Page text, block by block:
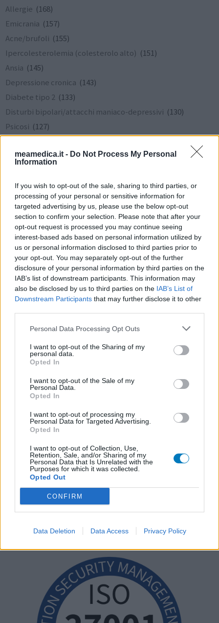
meamedica.it - Do Not Process My Personal
Information
If you wish to opt-out of the sale, sharing to third parties, or
processing of your personal or sensitive information for
targeted advertising by us, please use the below opt-out
section to confirm your selection. Please note that after your
opt-out request is processed you may continue seeing
interest-based ads based on personal information utilized by
us or personal information disclosed to third parties prior to
your opt-out. You may separately opt-out of the further
disclosure of your personal information by third parties on the
IAB’s list of downstream participants. This information may
also be disclosed by us to third parties on the IAB’s List of
Downstream Participants that may further disclose it to other
Personal Data Processing Opt Outs
I want to opt-out of the Sharing of my
personal data.
Opted In
I want to opt-out of the Sale of my
Personal Data.
Opted In
I want to opt-out of processing my
Personal Data for Targeted Advertising.
Opted In
I want to opt-out of Collection, Use,
Retention, Sale, and/or Sharing of my
Personal Data that Is Unrelated with the
Purposes for which it was collected.
Opted Out
CONFIRM
Data Deletion Data Access Privacy Policy
Allergie (168)
Emicrania (157)
Acne/brufoli (155)
Ipercolesterolemia (colesterolo alto) (151)
Ansia (145)
Depressione cronica (143)
Diabete tipo 2 (133)
Disturbi bipolari/attacchi maniaco-depressivi (130)
Psicosi (127)
Smettere di fumare(120)
Asma(112)
Bronchite(87)
Disturbo ossessivo-compulsivo (79)
COVID-19 (61)
Le valutazioni su questa pagina sono contenuti generati dagli
utenti, letti e revisionati prima dell'approvazione per soddisfare i
nostri standard di valutazione dei farmaci. Non chiediamo di
dimostrare alcuna conoscenza medica ai nostri utenti quando
descrivono le loro esperienze. In questo modo, le opinioni e le
esperienze descritte riflettono solo il loro punto di vista e non
quello dei proprietari del sito web. Ricorda che queste
sempre contattare il medico o il farmacista per un consiglio sui
farmaci.